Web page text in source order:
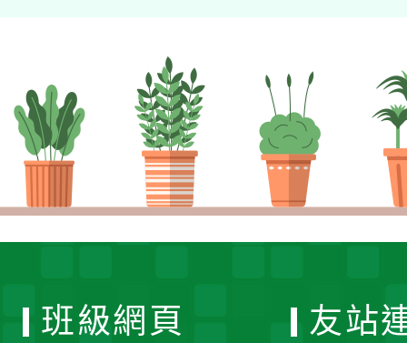
班級網頁 友站